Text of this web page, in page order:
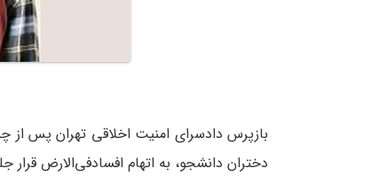
بازپرس دادسرای امنیت اخلاقی تهران پس از
دختران دانشجو، به اتهام افسادفی‌الارض